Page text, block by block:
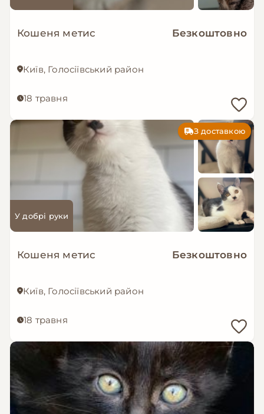
Кошеня метис Безкоштовно
Київ, Голосіївський район
18 травня
З доставкою
У добрі руки
Кошеня метис Безкоштовно
Київ, Голосіївський район
18 травня